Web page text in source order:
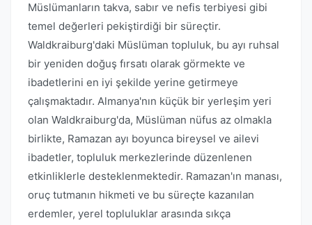
Müslümanların takva, sabır ve nefis terbiyesi gibi
temel değerleri pekiştirdiği bir süreçtir.
Waldkraiburg'daki Müslüman topluluk, bu ayı ruhsal
bir yeniden doğuş fırsatı olarak görmekte ve
ibadetlerini en iyi şekilde yerine getirmeye
çalışmaktadır. Almanya'nın küçük bir yerleşim yeri
olan Waldkraiburg'da, Müslüman nüfus az olmakla
birlikte, Ramazan ayı boyunca bireysel ve ailevi
ibadetler, topluluk merkezlerinde düzenlenen
etkinliklerle desteklenmektedir. Ramazan'ın manası,
oruç tutmanın hikmeti ve bu süreçte kazanılan
erdemler, yerel topluluklar arasında sıkça